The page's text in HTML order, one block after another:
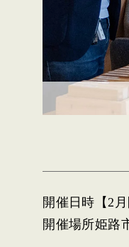
開催日時 【2
開催場所姫路